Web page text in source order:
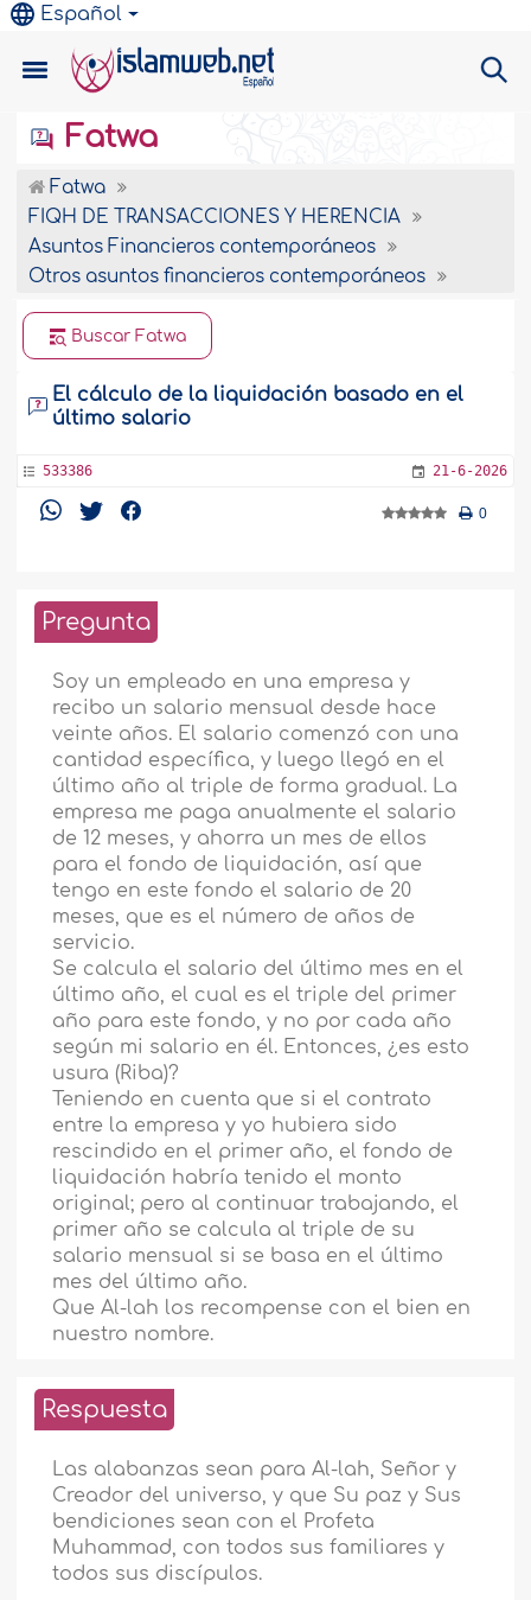
Español
Fatwa
Fatwa
FIQH DE TRANSACCIONES Y HERENCIA
Asuntos Financieros contemporáneos
Otros asuntos financieros contemporáneos
Buscar Fatwa
El cálculo de la liquidación basado en el
último salario
533386 21-6-2026
0
Pregunta
Soy un empleado en una empresa y
recibo un salario mensual desde hace
veinte años. El salario comenzó con una
cantidad específica, y luego llegó en el
último año al triple de forma gradual. La
empresa me paga anualmente el salario
de 12 meses, y ahorra un mes de ellos
para el fondo de liquidación, así que
tengo en este fondo el salario de 20
meses, que es el número de años de
servicio.
Se calcula el salario del último mes en el
último año, el cual es el triple del primer
año para este fondo, y no por cada año
según mi salario en él. Entonces, ¿es esto
usura (Riba)?
Teniendo en cuenta que si el contrato
entre la empresa y yo hubiera sido
rescindido en el primer año, el fondo de
liquidación habría tenido el monto
original; pero al continuar trabajando, el
primer año se calcula al triple de su
salario mensual si se basa en el último
mes del último año.
Que Al-lah los recompense con el bien en
nuestro nombre.
Respuesta
Las alabanzas sean para Al-lah, Señor y
Creador del universo, y que Su paz y Sus
bendiciones sean con el Profeta
Muhammad, con todos sus familiares y
todos sus discípulos.